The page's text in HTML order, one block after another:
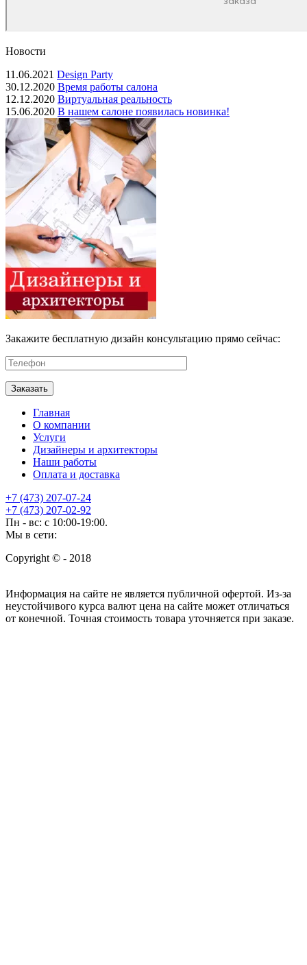
Новости
11.06.2021 Design Party
30.12.2020 Время работы салона
12.12.2020 Виртуальная реальность
15.06.2020 В нашем салоне появилась новинка!
Закажите бесплатную дизайн консультацию прямо сейчас:
Главная
О компании
Услуги
Дизайнеры и архитекторы
Наши работы
Оплата и доставка
+7 (473) 207-07-24
+7 (473) 207-02-92
Пн - вс: с 10:00-19:00.
Мы в сети:
Copyright © - 2018
Информация на сайте не является публичной офертой. Из-за
неустойчивого курса валют цена на сайте может отличаться
от конечной. Точная стоимость товара уточняется при заказе.